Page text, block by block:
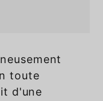
toute
d'une